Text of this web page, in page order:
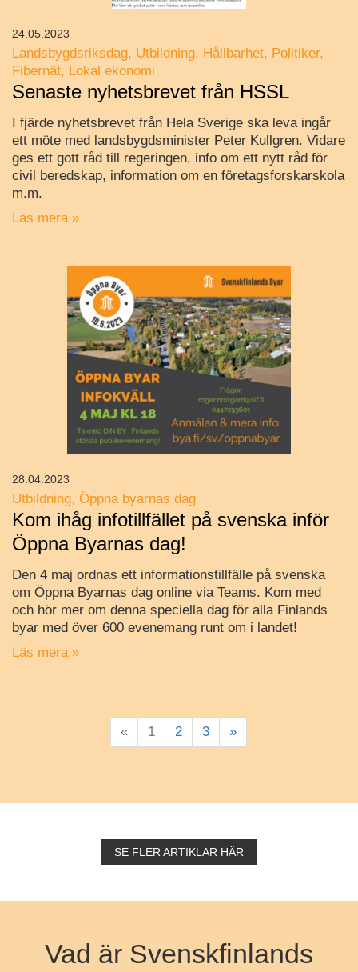
Landsbygdsriksdag Utbildning Hållbarhet Politiker
Fibernät Lokal ekonomi
Senaste nyhetsbrevet från HSSL
I fjärde nyhetsbrevet från Hela Sverige ska leva ingår
ett möte med landsbygdsminister Peter Kullgren. Vidare
ges ett gott råd till regeringen, info om ett nytt råd för
civil beredskap, information om en företagsforskarskola
m.m.
Läs mera »
24.05.2023
Utbildning Öppna byarnas dag
Kom ihåg infotillfället på svenska inför
Öppna Byarnas dag!
Den 4 maj ordnas ett informationstillfälle på svenska
om Öppna Byarnas dag online via Teams. Kom med
och hör mer om denna speciella dag för alla Finlands
byar med över 600 evenemang runt om i landet!
Läs mera »
28.04.2023
« 1 2 3 »
SE FLER ARTIKLAR HÄR
Vad är Svenskfinlands